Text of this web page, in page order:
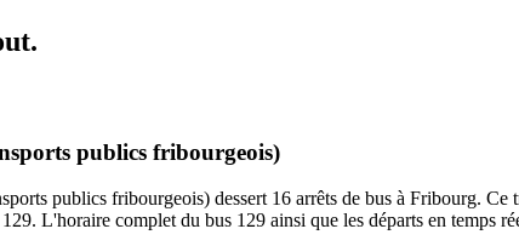
publics fribourgeois)
publics fribourgeois) dessert 16 arrêts de bus à Fribourg.
L'horaire complet du bus 129 ainsi que les départs en temps